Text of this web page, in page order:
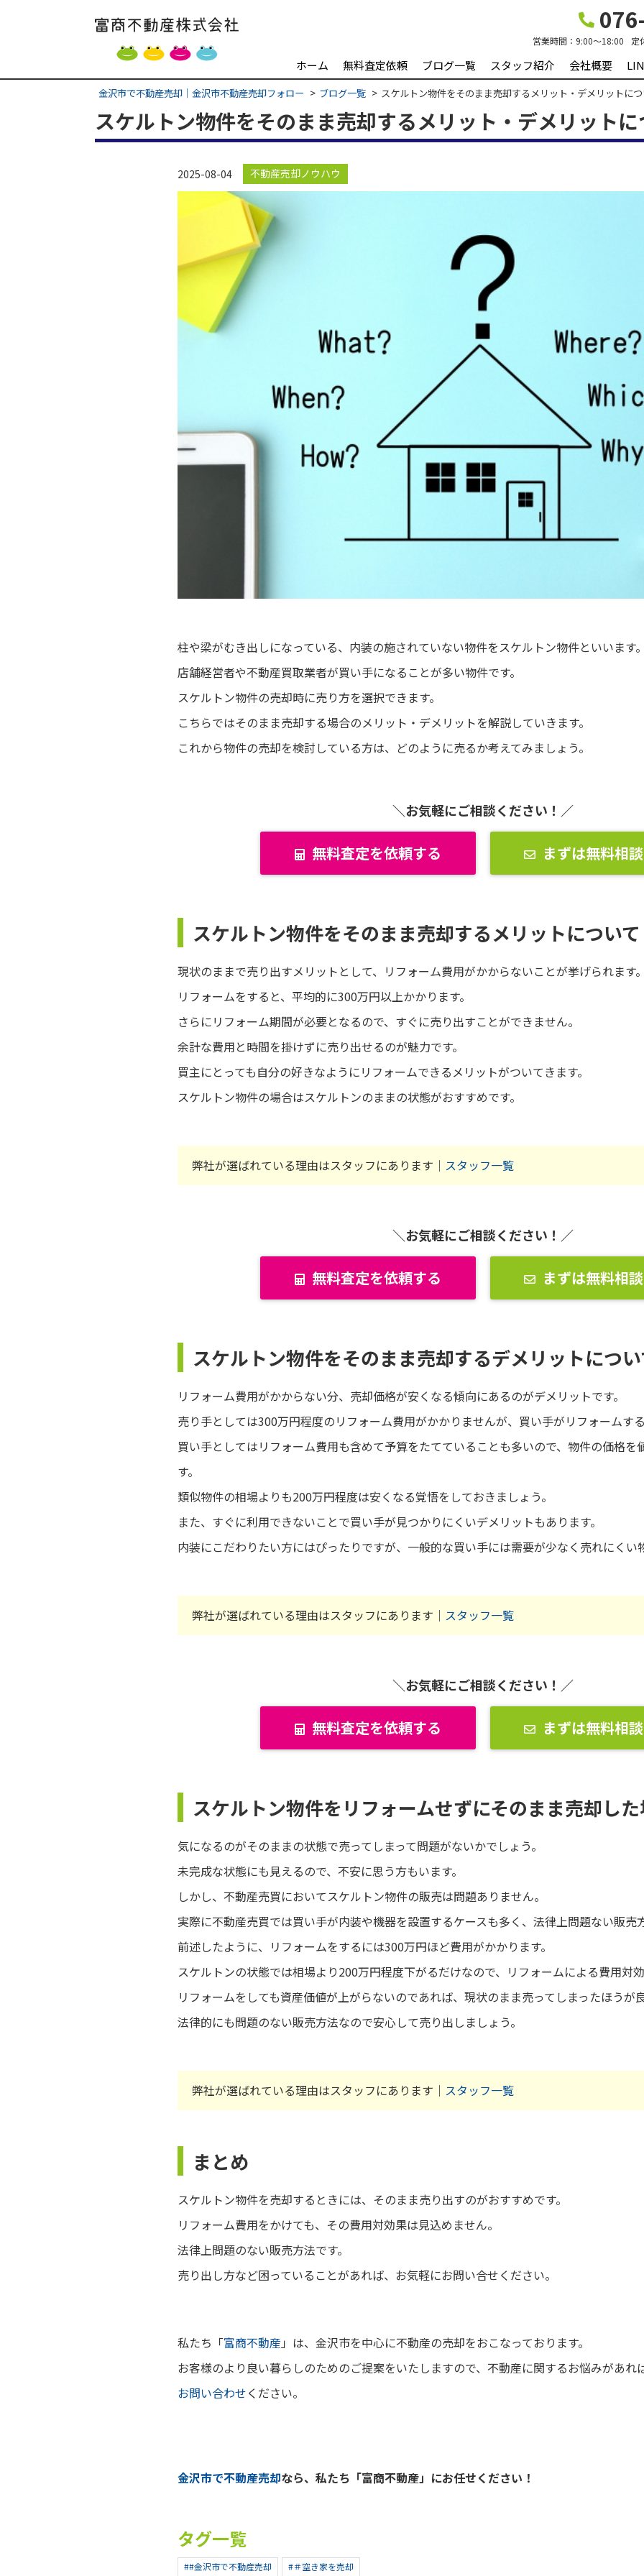
営業時間： 9:00～18:00 定
ホーム 無料査定依頼 ブログ一覧 スタッフ紹介 会社概要
金沢市で不動産売却｜金沢市不動産売却フォロー ブログ一覧 スケルトン物件をそのまま売却するメリット・デメリットに
スケルトン物件をそのまま売却するメリット・デメリット
2025-08-04 不動産売却ノウハウ
柱や梁がむき出しになっている、内装の施されていない物件をスケルトン物件といいます
店舗経営者や不動産買取業者が買い手になることが多い物件です。
スケルトン物件の売却時に売り方を選択できます。
こちらではそのまま売却する場合のメリット・デメリットを解説していきます。
これから物件の売却を検討している方は、どのように売るか考えてみましょう。
＼お気軽にご相談ください！／
無料査定を依頼する まずは無料相
スケルトン物件をそのまま売却するメリットについて
現状のままで売り出すメリットとして、リフォーム費用がかからないことが挙げられます
リフォームをすると、平均的に300万円以上かかります。
さらにリフォーム期間が必要となるので、すぐに売り出すことができません。
余計な費用と時間を掛けずに売り出せるのが魅力です。
買主にとっても自分の好きなようにリフォームできるメリットがついてきます。
スケルトン物件の場合はスケルトンのままの状態がおすすめです。
弊社が選ばれている理由はスタッフにあります｜ スタッフ一覧
＼お気軽にご相談ください！／
無料査定を依頼する まずは無料相
スケルトン物件をそのまま売却するデメリットにつ
リフォーム費用がかからない分、売却価格が安くなる傾向にあるのがデメリットです。
売り手としては300万円程度のリフォーム費用がかかりませんが、買い手がリフォームす
買い手としてはリフォーム費用も含めて予算をたてていることも多いので、物件の価格を
す。
類似物件の相場よりも200万円程度は安くなる覚悟をしておきましょう。
また、すぐに利用できないことで買い手が見つかりにくいデメリットもあります。
内装にこだわりたい方にはぴったりですが、一般的な買い手には需要が少なく売れにくい
弊社が選ばれている理由はスタッフにあります｜ スタッフ一覧
＼お気軽にご相談ください！／
無料査定を依頼する まずは無料相
スケルトン物件をリフォームせずにそのまま売却し
気になるのがそのままの状態で売ってしまって問題がないかでしょう。
未完成な状態にも見えるので、不安に思う方もいます。
しかし、不動産売買においてスケルトン物件の販売は問題ありません。
実際に不動産売買では買い手が内装や機器を設置するケースも多く、法律上問題ない販売
前述したように、リフォームをするには300万円ほど費用がかかります。
スケルトンの状態では相場より200万円程度下がるだけなので、リフォームによる費用対
リフォームをしても資産価値が上がらないのであれば、現状のまま売ってしまったほうが
法律的にも問題のない販売方法なので安心して売り出しましょう。
弊社が選ばれている理由はスタッフにあります｜ スタッフ一覧
まとめ
スケルトン物件を売却するときには、そのまま売り出すのがおすすめです。
リフォーム費用をかけても、その費用対効果は見込めません。
法律上問題のない販売方法です。
売り出し方など困っていることがあれば、お気軽にお問い合せください。
私たち「富商不動産 」は、金沢市を中心に不動産の売却をおこなっております。
お客様のより良い暮らしのためのご提案をいたしますので、不動産に関するお悩みがあれ
お問い合わせください。
金沢市で不動産売却なら、私たち「富商不動産」にお任せください！
タグ一覧
##金沢市で不動産売却 #＃空き家を売却